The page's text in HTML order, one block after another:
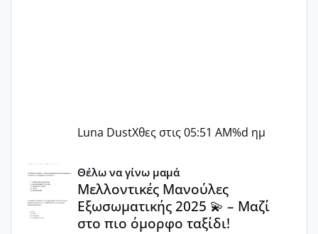
Luna DustΧθες στις 05:51 AM%d ημ
Μελλοντικές Μανούλες Εξωσωματικής 2025 💫 – Μαζί
Θέλω να γίνω μαμά
Μελλοντικές Μανούλες
Εξωσωματικής 2025 💫 – Μαζί
στο πιο όμορφο ταξίδι!